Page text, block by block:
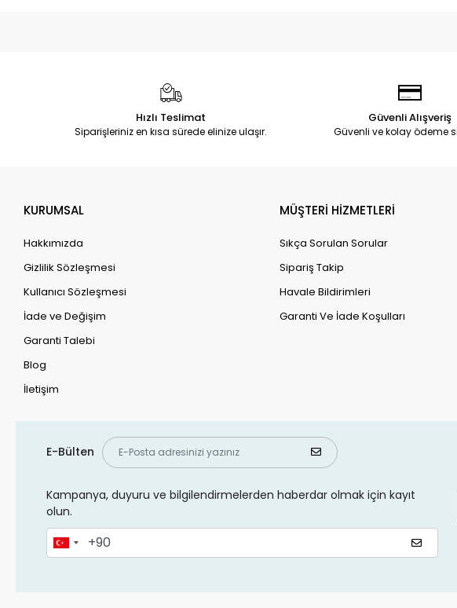
Hızlı Teslimat
Siparişleriniz en kısa sürede elinize ulaşır.
Güvenli Alışveriş
Güvenli ve kolay ödeme
KURUMSAL
Hakkımızda
Gizlilik Sözleşmesi
Kullanıcı Sözleşmesi
İade ve Değişim
Garanti Talebi
Blog
İletişim
MÜŞTERİ HİZMETLERİ
Sıkça Sorulan Sorular
Sipariş Takip
Havale Bildirimleri
Garanti Ve İade Koşulları
E-Bülten
Kampanya, duyuru ve bilgilendirmelerden haberdar olmak için kayıt
olun.